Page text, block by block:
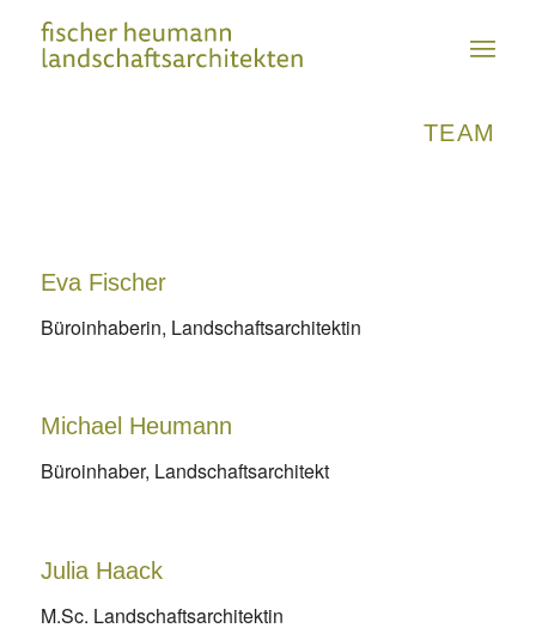
TEAM
Eva Fischer
Büroinhaberin, Landschaftsarchitektin
Michael Heumann
Büroinhaber, Landschaftsarchitekt
Julia Haack
M.Sc. Landschaftsarchitektin